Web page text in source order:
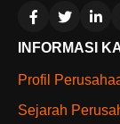
INFORMASI
Profil
Sejarah